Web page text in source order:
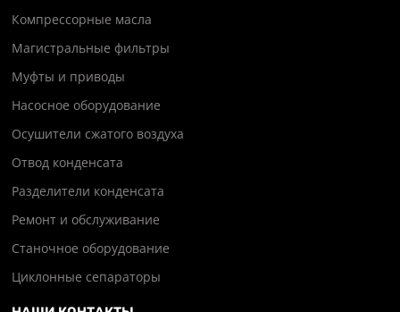
Компрессорные масла
Магистральные фильтры
Муфты и приводы
Насосное оборудование
Осушители сжатого воздуха
Отвод конденсата
Разделители конденсата
Ремонт и обслуживание
Станочное оборудование
Циклонные сепараторы